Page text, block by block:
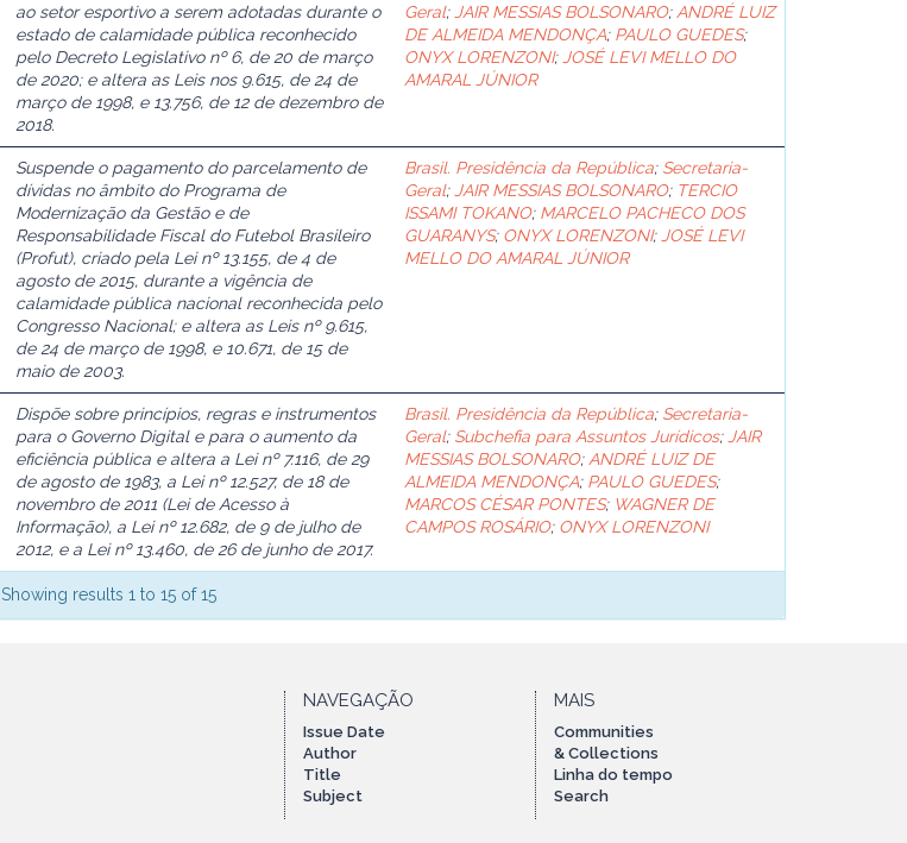
ao setor esportivo a serem adotadas durante o
estado de calamidade pública reconhecido
pelo Decreto Legislativo nº 6, de 20 de março
de 2020; e altera as Leis nos 9.615, de 24 de
março de 1998, e 13.756, de 12 de dezembro de
2018.
Geral; JAIR MESSIAS BOLSONARO; ANDRÉ LUIZ
DE ALMEIDA MENDONÇA; PAULO GUEDES;
ONYX LORENZONI; JOSÉ LEVI MELLO DO
AMARAL JÚNIOR
Suspende o pagamento do parcelamento de
dívidas no âmbito do Programa de
Modernização da Gestão e de
Responsabilidade Fiscal do Futebol Brasileiro
(Profut), criado pela Lei nº 13.155, de 4 de
agosto de 2015, durante a vigência de
calamidade pública nacional reconhecida pelo
Congresso Nacional; e altera as Leis nº 9.615,
de 24 de março de 1998, e 10.671, de 15 de
maio de 2003.
Brasil. Presidência da República; Secretaria-
Geral; JAIR MESSIAS BOLSONARO; TERCIO
ISSAMI TOKANO; MARCELO PACHECO DOS
GUARANYS; ONYX LORENZONI; JOSÉ LEVI
MELLO DO AMARAL JÚNIOR
Dispõe sobre princípios, regras e instrumentos
para o Governo Digital e para o aumento da
eficiência pública e altera a Lei nº 7.116, de 29
de agosto de 1983, a Lei nº 12.527, de 18 de
novembro de 2011 (Lei de Acesso à
Informação), a Lei nº 12.682, de 9 de julho de
2012, e a Lei nº 13.460, de 26 de junho de 2017.
Brasil. Presidência da República; Secretaria-
Geral; Subchefia para Assuntos Jurídicos; JAIR
MESSIAS BOLSONARO; ANDRÉ LUIZ DE
ALMEIDA MENDONÇA; PAULO GUEDES;
MARCOS CÉSAR PONTES; WAGNER DE
CAMPOS ROSÁRIO; ONYX LORENZONI
Showing results 1 to 15 of 15
NAVEGAÇÃO
Issue Date
Author
Title
Subject
MAIS
Communities
& Collections
Linha do tempo
Search